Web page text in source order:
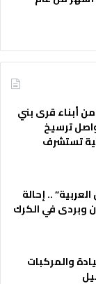
أبناء قرى بني
ترسيخ
تستشرف
.. إحالة
وبردى في الكرك
والمركبات